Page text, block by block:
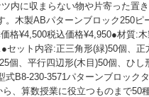
内に収まらない物や片寄った置
。木製ABパターンブロック250ピ
格¥4,500税込価格¥4,950●材質:
セット内容:正三角形(緑)50個、正
個、平行四辺形(木目)50個、ひし
式B8-230-3571パターンブロック
、算数授業に役立つものまで50